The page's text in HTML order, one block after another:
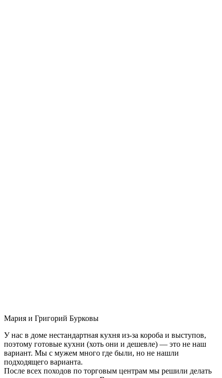
Мария и Григорий Бурковы
У нас в доме нестандартная кухня из-за короба и выступов,
поэтому готовые кухни (хоть они и дешевле) — это не наш
вариант. Мы с мужем много где были, но не нашли
подходящего варианта.
После всех походов по торговым центрам мы решили делать